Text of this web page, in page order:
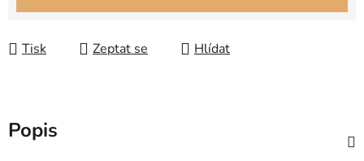
Tisk Zeptat se Hlídat
Popis